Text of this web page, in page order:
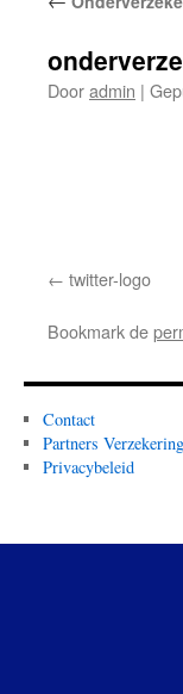
Dooradmin |
twitter-logo
Bookmark de
Contact
Partners
Privacybeleid